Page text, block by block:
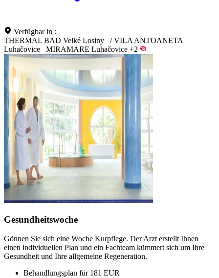
Verfügbar in :
THERMAL BAD Velké Losiny
/ VILA ANTOANETA
Luhačovice
MIRAMARE Luhačovice +2
Gesundheitswoche
Gönnen Sie sich eine Woche Kurpflege. Der Arzt erstellt Ihnen
einen individuellen Plan und ein Fachteam kümmert sich um Ihre
Gesundheit und Ihre allgemeine Regeneration.
Behandlungsplan für 181 EUR